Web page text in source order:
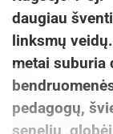
daugiau
linksmų
metai suburia
pedagogų,
senelių,